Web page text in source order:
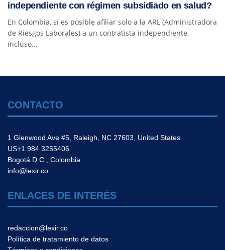
independiente con régimen subsidiado en salud?
En Colombia, sí es posible afiliar solo a la ARL (Administradora
de Riesgos Laborales) a un contratista independiente,
incluso...
CONTACTO
1 Glenwood Ave #5, Raleigh, NC 27603, United States
US+1 984 3255406
Bogotá D.C., Colombia
info@lexir.co
ENLACES DE INTERÉS
redaccion@lexir.co
Política de tratamiento de datos